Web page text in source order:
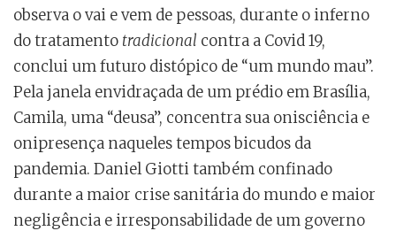
observa o vai e vem de pessoas, durante o inferno
do tratamento tradicional contra a Covid 19,
conclui um futuro distópico de “um mundo mau”.
Pela janela envidraçada de um prédio em Brasília,
Camila, uma “deusa”, concentra sua onisciência e
onipresença naqueles tempos bicudos da
pandemia. Daniel Giotti também confinado
durante a maior crise sanitária do mundo e maior
negligência e irresponsabilidade de um governo